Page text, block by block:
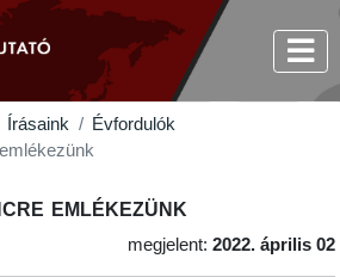
Írásaink
Évfordulók
emlékezünk
megjelent: 2022. április 02